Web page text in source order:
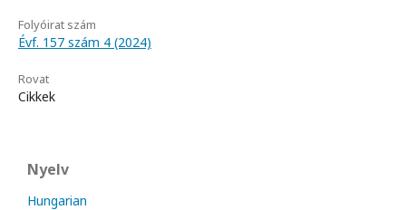
Folyóirat szám
Évf. 157 szám 4 (2024)
Rovat
Cikkek
Nyelv
Hungarian